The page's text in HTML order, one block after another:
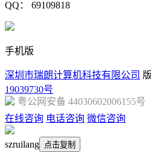
QQ： 69109818
手机版
深圳市瑞朗计算机科技有限公司
19039730号
粤公网安备 44030602006155号
在线咨询 电话咨询 微信咨询
szruilang 点击复制